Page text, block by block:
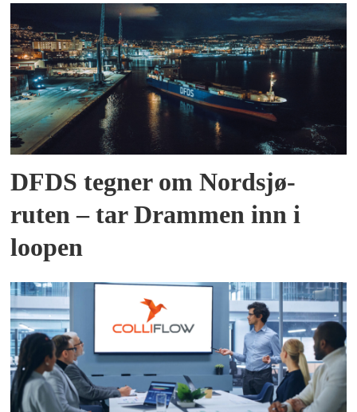
DFDS tegner om Nordsjø-
ruten – tar Drammen inn i
loopen